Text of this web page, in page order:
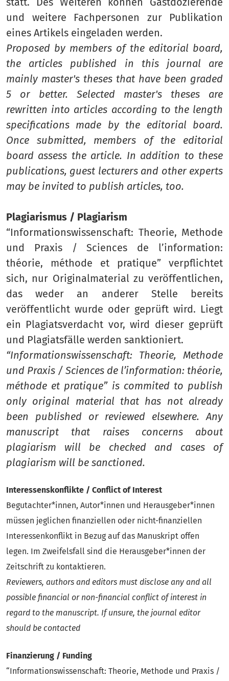
und weitere Fachpersonen zur Publikation
eines Artikels eingeladen werden.
Proposed by members of the editorial board,
the articles published in this journal are
mainly master's theses that have been graded
5 or better. Selected master's theses are
rewritten into articles according to the length
specifications made by the editorial board.
Once submitted, members of the editorial
board assess the article. In addition to these
publications, guest lecturers and other experts
may be invited to publish articles, too.
Plagiarismus / Plagiarism
“Informationswissenschaft: Theorie, Methode
und Praxis / Sciences de l’information:
théorie, méthode et pratique” verpflichtet
sich, nur Originalmaterial zu veröffentlichen,
das weder an anderer Stelle bereits
veröffentlicht wurde oder geprüft wird. Liegt
ein Plagiatsverdacht vor, wird dieser geprüft
und Plagiatsfälle werden sanktioniert.
“Informationswissenschaft: Theorie, Methode
und Praxis / Sciences de l’information: théorie,
méthode et pratique” is commited to publish
only original material that has not already
been published or reviewed elsewhere. Any
manuscript that raises concerns about
plagiarism will be checked and cases of
plagiarism will be sanctioned.
Interessenskonflikte / Conflict of Interest
Begutachter*innen, Autor*innen und Herausgeber*innen
müssen jeglichen finanziellen oder nicht-finanziellen
Interessenkonflikt in Bezug auf das Manuskript offen
legen. Im Zweifelsfall sind die Herausgeber*innen der
Zeitschrift zu kontaktieren.
Reviewers, authors and editors must disclose any and all
possible financial or non-financial conflict of interest in
regard to the manuscript. If unsure, the journal editor
should be contacted
Finanzierung / Funding
“Informationswissenschaft: Theorie, Methode und Praxis /